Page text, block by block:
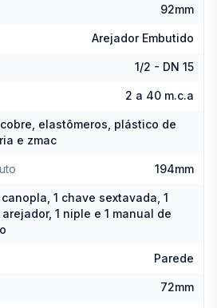
92mm
Arejador Embutido
1/2 - DN 15
2 a 40 m.c.a
elastômeros, plástico de
e zmac
194mm
canopla, 1 chave sextavada, 1
1 niple e 1 manual de
Parede
72mm